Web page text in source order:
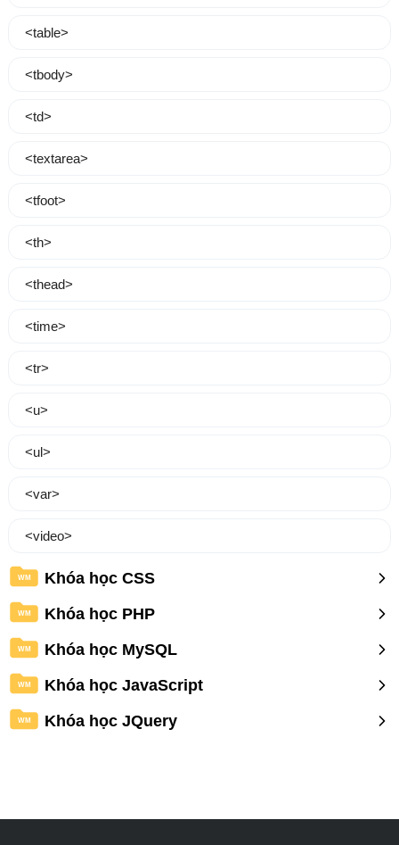
<table>
<tbody>
<td>
<textarea>
<tfoot>
<th>
<thead>
<time>
<tr>
<u>
<ul>
<var>
<video>
WM Khóa học CSS
WM Khóa học PHP
WM Khóa học MySQL
WM Khóa học JavaScript
WM Khóa học JQuery